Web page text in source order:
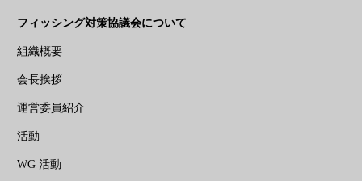
フィッシング対策協議会について
組織概要
会長挨拶
運営委員紹介
活動
WG 活動